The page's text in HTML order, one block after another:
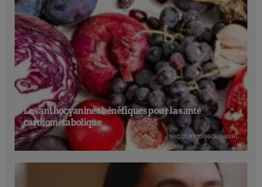
Les anthocyanines bénéfiques pour la santé
cardiométabolique
NICOLAS GUGGENBÜHL